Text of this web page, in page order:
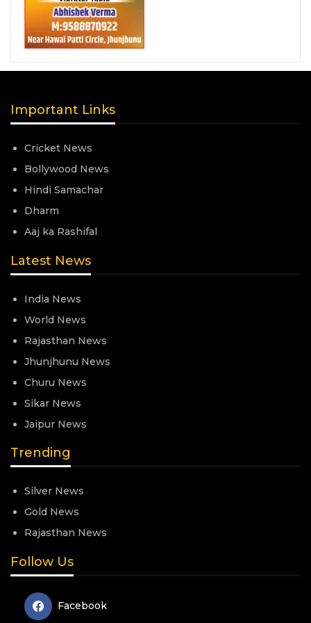
Important Links
Cricket News
Bollywood News
Hindi Samachar
Dharm
Aaj ka Rashifal
Latest News
India News
World News
Rajasthan News
Jhunjhunu News
Churu News
Sikar News
Jaipur News
Trending
Silver News
Gold News
Rajasthan News
Follow Us
Facebook